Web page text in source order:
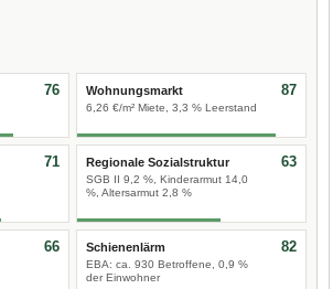
76 Wohnungsmarkt
6,26 €/m² Miete, 3,3 % Leerstand
87
71 Regionale Sozialstruktur
SGB II 9,2 %, Kinderarmut 14,0
%, Altersarmut 2,8 %
63
66 Schienenlärm
EBA: ca. 930 Betroffene, 0,9 %
der Einwohner
82